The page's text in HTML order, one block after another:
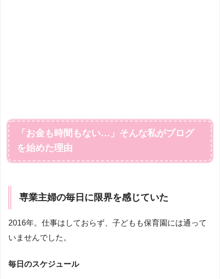
「お金も時間もない…」そんな私がブログ
を始めた理由
専業主婦の毎日に限界を感じていた
2016年。仕事はしておらず、子どもも保育園には通って
いませんでした。
毎日のスケジュール